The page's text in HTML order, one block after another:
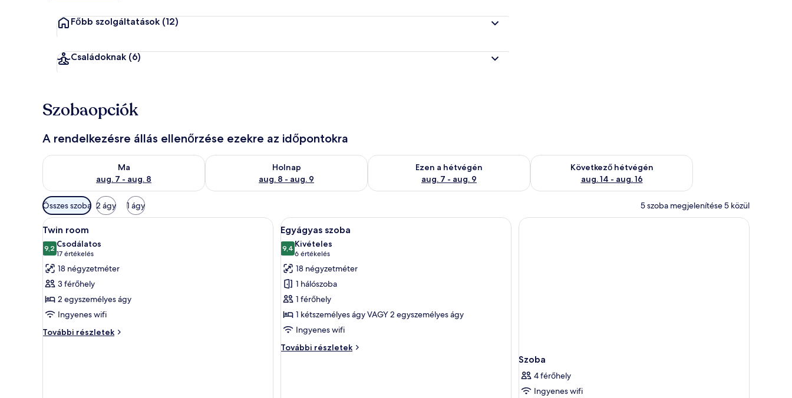
Főbb szolgáltatások (12)
Családoknak (6)
Szobaopciók
A rendelkezésre állás ellenőrzése ezekre az időpontokra
Ma
aug. 7 - aug. 8
A ma esti rendelkezésre állás ellenőrzése: aug. 7 - aug. 8
Holnap
aug. 8 - aug. 9
A holnapi rendelkezésre állás ellenőrzése: aug. 8 - aug. 9
Ezen a hétvégén
aug. 7 - aug. 9
A mostani hétvégi rendelkezésre állás ellenőrzése: aug. 7 - aug. 9
Következő hétvégén
aug. 14 - aug. 16
A következő hétvégi rendelkezésre állás ellenőrzése: aug. 14 -
Szobákhoz
rendelkezésre
álló
szűrők
Összes szoba 2 ágy 1 ágy 5 szoba megjelenítése 5 közül
A
következő
szoba
összes
képének
megtekintése:
Twin
room
Egy szállodai szoba, amelyben található egy ágy, egy szék, egy kis asztal könyvekkel, és egy nyitott ajtón át egy domboldalra nyíló kilátás.
7
Twin room
9,210-ből 9,2
Csodálatos
17 értékelés
(17
értékelés)
18 négyzetméter
3 férőhely
2 egyszemélyes ágy
Ingyenes wifi
További részletek
Twin
A
következő
szoba
összes
képének
megtekintése:
Egyágyas
szoba
Egy szállodai szoba, amelyben található egy ágy, egy szék, egy kis asztal könyvekkel, és egy nyitott ajtón át egy
7
Egyágyas szoba
9,410-ből 9,4
Kivételes
6 értékelés
(6
értékelés)
18 négyzetméter
1 hálószoba
1 férőhely
1 kétszemélyes ágy VAGY 2 egyszemélyes ágy
Ingyenes wifi
További részletek
Egyágyas
Szoba
4 férőhely
Ingyenes wifi